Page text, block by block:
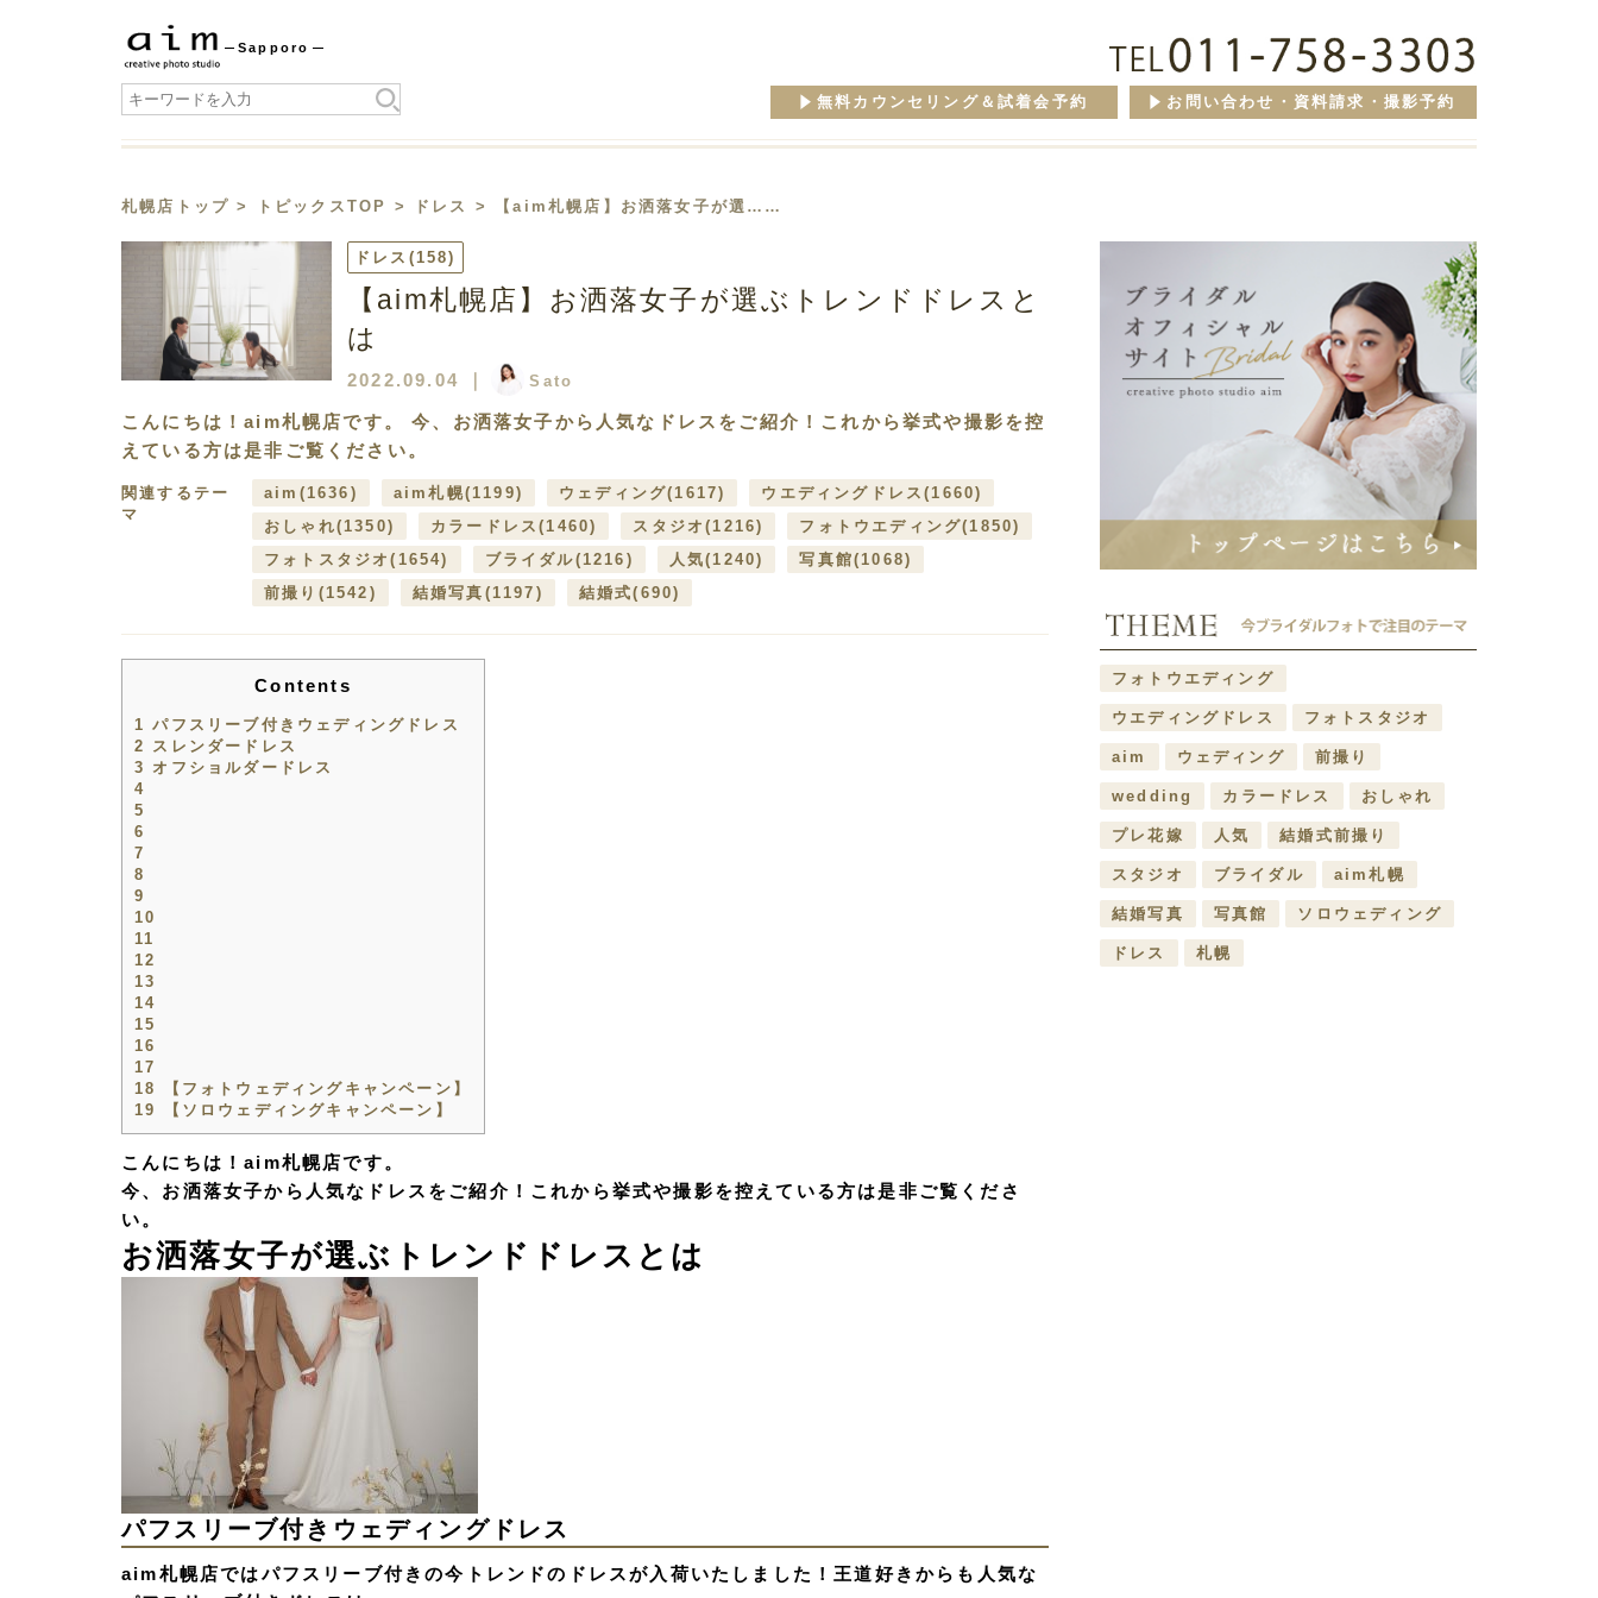
Sapporo
お問い合わせ・資料請求・撮影予約
無料カウンセリング＆試着会予約
札幌店トップ > トピックスTOP > ドレス > 【aim札幌店】お洒落女子が選……
ドレス (158)
【aim札幌店】お洒落女子が選ぶトレンドドレスと
は
2022.09.04 Sato
こんにちは！aim札幌店です。 今、お洒落女子から人気なドレスをご紹介！これから挙式や撮影を控
えている方は是非ご覧ください。
関連するテー
マ
aim (1636) aim札幌(1199) ウェディング(1617) ウエディングドレス(1660)
おしゃれ(1350) カラードレス(1460) スタジオ(1216) フォトウエディング(1850)
フォトスタジオ(1654) ブライダル(1216) 人気(1240) 写真館(1068)
前撮り (1542) 結婚写真 (1197) 結婚式(690)
Contents
1 パフスリーブ付きウェディングドレス
2 スレンダードレス
3 オフショルダードレス
4
5
6
7
8
9
10
11
12
13
14
15
16
17
18
【フォトウェディングキャンペーン】
19
【ソロウェディングキャンペーン】
こんにちは！aim札幌店です。
今、お洒落女子から人気なドレスをご紹介！これから挙式や撮影を控えている方は是非ご覧くださ
い。
お洒落女子が選ぶトレンドドレスとは
パフスリーブ付きウェディングドレス
aim札幌店ではパフスリーブ付きの今トレンドのドレスが入荷いたしました！王道好きからも人気な
フォトウエディング
ウエディングドレス フォトスタジオ
aim ウェディング 前撮り
wedding カラードレス おしゃれ
プレ花嫁 人気 結婚式前撮り
スタジオ ブライダル aim札幌
結婚写真 写真館 ソロウェディング
ドレス 札幌